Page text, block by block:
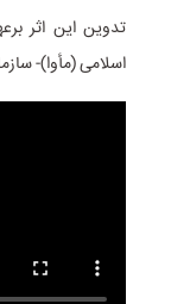
تدوین این اثر
اسلامی (مأوا)-